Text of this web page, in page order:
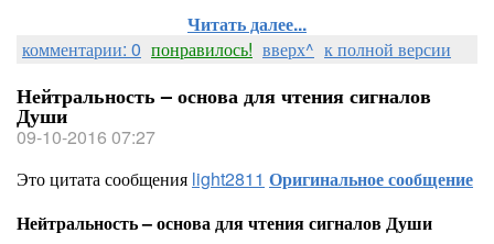
Читать далее...
комментарии: 0 понравилось! вверх^ к полной версии
Нейтральность – основа для чтения сигналов
Души
09-10-2016 07:27
Это цитата сообщения light2811 Оригинальное сообщение
Нейтральность – основа для чтения сигналов Души